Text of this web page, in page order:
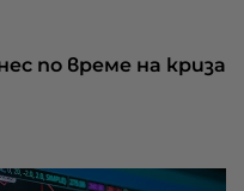
по време на криза